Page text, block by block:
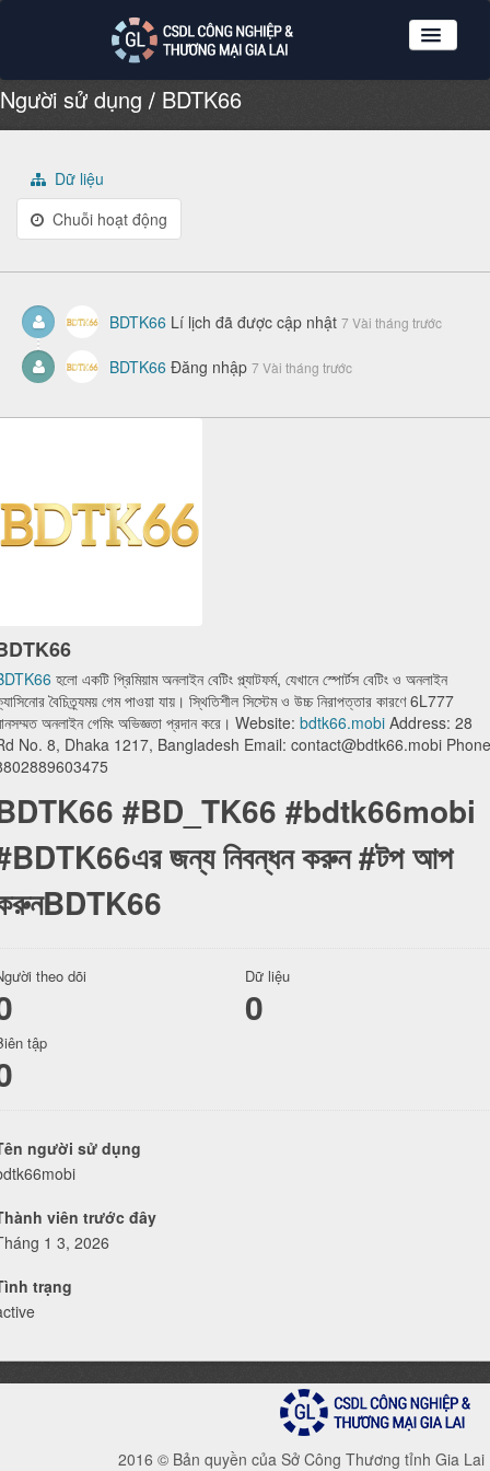
Nhóm dữ liệu
Tổ chức
Giới thiệu
Hướng dẫn sử dụng
Người sử dụng BDTK66
Dữ liệu
Chuỗi hoạt động
BDTK66 Lí lịch đã được cập nhật 7 Vài tháng trước
BDTK66 Đăng nhập 7 Vài tháng trước
হলো একটি প্রিমিয়াম অনলাইন বেটিং প্ল্যাটফর্ম, যেখানে স্পোর্টস বেটিং ও অনলাইন
বৈচিত্র্যময় গেম পাওয়া যায়। স্থিতিশীল সিস্টেম ও উচ্চ নিরাপত্তার কারণে 6L777
অনলাইন গেমিং অভিজ্ঞতা প্রদান করে। Website: bdtk66.mobi Address: 28
No. 8, Dhaka 1217, Bangladesh Email: contact@bdtk66.mobi
#BD_TK66 #bdtk66mobi
জন্য নিবন্ধন করুন #টপ আপ
theo dõi Dữ liệu
0
tập
người sử dụng
viên trước đây
1 3, 2026
trạng
2016 © Bản quyền của Sở Công Thương tỉnh Gia Lai